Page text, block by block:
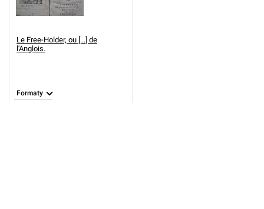
Le Free-Holder, ou [...] de
l'Anglois.
Formaty